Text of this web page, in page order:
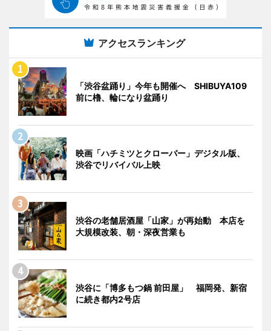
アクセスランキング
「渋谷盆踊り」今年も開催へ SHIBUYA109
前に櫓、輪になり盆踊り
映画「ハチミツとクローバー」デジタル版、
渋谷でリバイバル上映
渋谷の老舗居酒屋「山家」が再始動 本店を
大規模改装、朝・深夜営業も
渋谷に「博多もつ鍋 前田屋」 福岡発、新宿
に続き都内2号店